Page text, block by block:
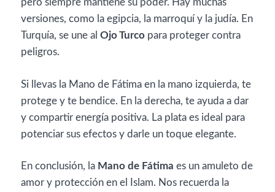
pero siempre mantiene su poder. Hay muchas
versiones, como la egipcia, la marroquí y la judía. En
Turquía, se une al Ojo Turco para proteger contra
peligros.
Si llevas la Mano de Fátima en la mano izquierda, te
protege y te bendice. En la derecha, te ayuda a dar
y compartir energía positiva. La plata es ideal para
potenciar sus efectos y darle un toque elegante.
En conclusión, la Mano de Fátima es un amuleto de
amor y protección en el Islam. Nos recuerda la